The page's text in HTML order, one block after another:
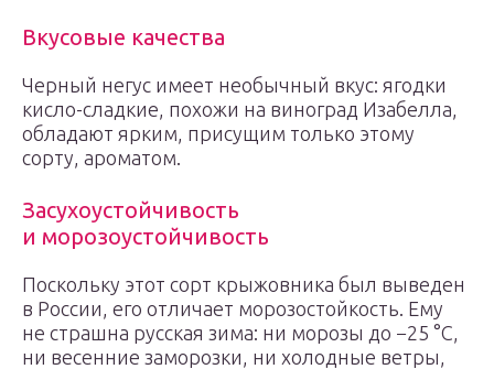
Вкусовые качества
Черный негус имеет необычный вкус: ягодки
кисло-сладкие, похожи на виноград Изабелла,
обладают ярким, присущим только этому
сорту, ароматом.
Засухоустойчивость
и морозоустойчивость
Поскольку этот сорт крыжовника был выведен
в России, его отличает морозостойкость. Ему
не страшна русская зима: ни морозы до −25 °С,
ни весенние заморозки, ни холодные ветры,